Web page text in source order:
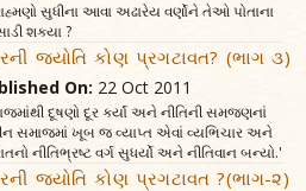
સુધીના આવા અઢારેય વર્ણોને તેઓ પોતાના
શક્યા ?
જ્યોતિ કોણ પ્રગટાવત? (ભાગ ૩)
On: 22 Oct 2011
દૂષણો દૂર કર્યાં અને નીતિની સમજણનાં
સમાજમાં ખૂબ જ વ્યાપ્ત એવાં વ્યભિચાર અને
નીતિભ્રષ્ટ વર્ગ સુધર્યો અને નીતિવાન બન્યો.'
જ્યોતિ કોણ પ્રગટાવત ?(ભાગ-૨)